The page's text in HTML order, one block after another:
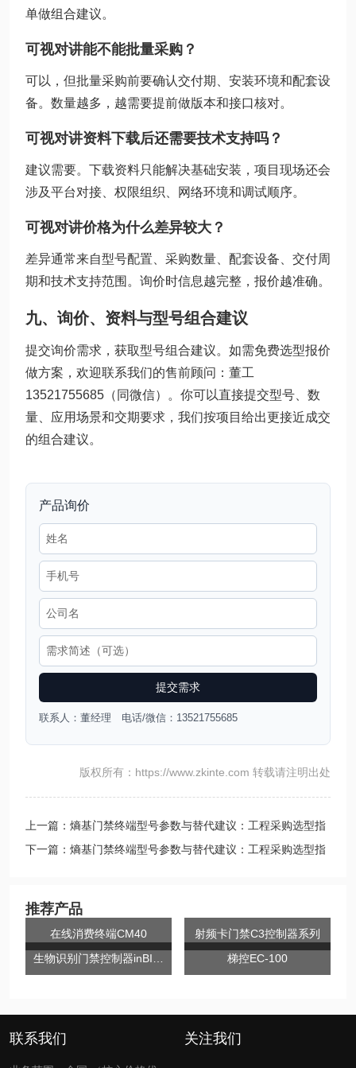
单做组合建议。
可视对讲能不能批量采购？
可以，但批量采购前要确认交付期、安装环境和配套设
备。数量越多，越需要提前做版本和接口核对。
可视对讲资料下载后还需要技术支持吗？
建议需要。下载资料只能解决基础安装，项目现场还会
涉及平台对接、权限组织、网络环境和调试顺序。
可视对讲价格为什么差异较大？
差异通常来自型号配置、采购数量、配套设备、交付周
期和技术支持范围。询价时信息越完整，报价越准确。
九、询价、资料与型号组合建议
提交询价需求，获取型号组合建议。如需免费选型报价
做方案，欢迎联系我们的售前顾问：董工
13521755685（同微信）。你可以直接提交型号、数
量、应用场景和交期要求，我们按项目给出更接近成交
的组合建议。
产品询价
提交需求
联系人：董经理 电话/微信：13521755685
版权所有：https://www.zkinte.com 转载请注明出处
上一篇：熵基门禁终端型号参数与替代建议：工程采购选型指
南
下一篇：熵基门禁终端型号参数与替代建议：工程采购选型指
推荐产品
在线消费终端CM40
射频卡门禁C3控制器系列
梯控EC-100
联系我们 关注我们